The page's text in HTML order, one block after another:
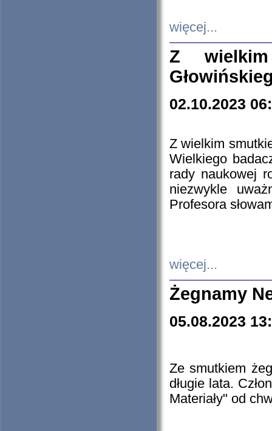
więcej...
Z
02.10.2023
Z wielkim
Wielkiego
rady naukowej
niezwykle
Profesora
więcej...
Żegnamy
05.08.2023
Ze smutkiem
długie lata.
Materiały" od